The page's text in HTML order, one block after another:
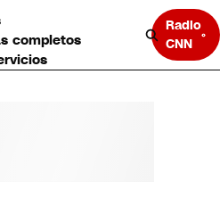
completos
Radio
CNN